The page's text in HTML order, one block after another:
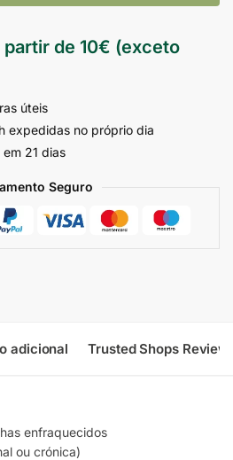
de 10€ (exceto
úteis
expedidas no próprio dia
21 dias
Seguro
adicional Trusted Shops
enfraquecidos
ou crónica)